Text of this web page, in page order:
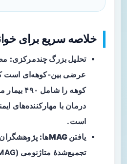
خلاصه سریع برای
تحلیل بزرگ چندمرکزی:
کوهه را شامل
درمان با مهارکننده‌های
است.
یافتن MAGها: